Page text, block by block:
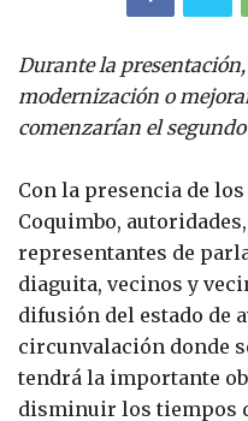
Durante la presentación,
modernización o
comenzarían el
Con la presencia de
Coquimbo,
representantes de
diaguita, vecinos y
difusión del estado de
circunvalación donde
tendrá la importante
disminuir los tiempos